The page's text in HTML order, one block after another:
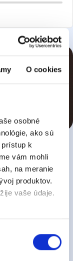
O cookies
osobné
ako sú
k
vám mohli
na meranie
produktov.
vaše údaje.